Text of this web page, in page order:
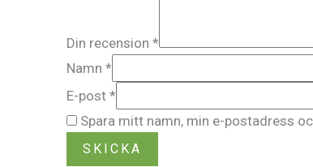
Din recension *
Namn *
E-post *
Spara mitt namn, min e-postadress